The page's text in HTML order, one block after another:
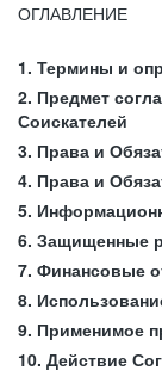
ОГЛАВЛЕНИЕ
1. Термины и
2. Предмет
Соискателей
3. Права и
4. Права и
5.
6. Защищенные
7. Финансовые
8.
9. Применимое
10. Действие